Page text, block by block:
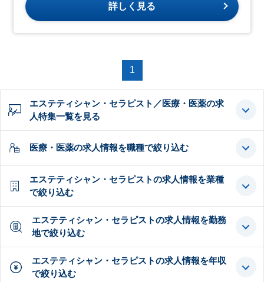
詳しく見る
1
エステティシャン・セラピスト／医療・医薬の求
人特集一覧を見る
医療・医薬の求人情報を職種で絞り込む
エステティシャン・セラピストの求人情報を業種
で絞り込む
エステティシャン・セラピストの求人情報を勤務
地で絞り込む
エステティシャン・セラピストの求人情報を年収
で絞り込む